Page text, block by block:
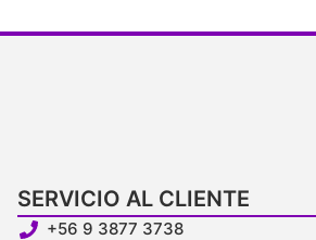
SERVICIO AL CLIENTE
+56 9 3877 3738